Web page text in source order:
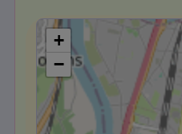
+
−